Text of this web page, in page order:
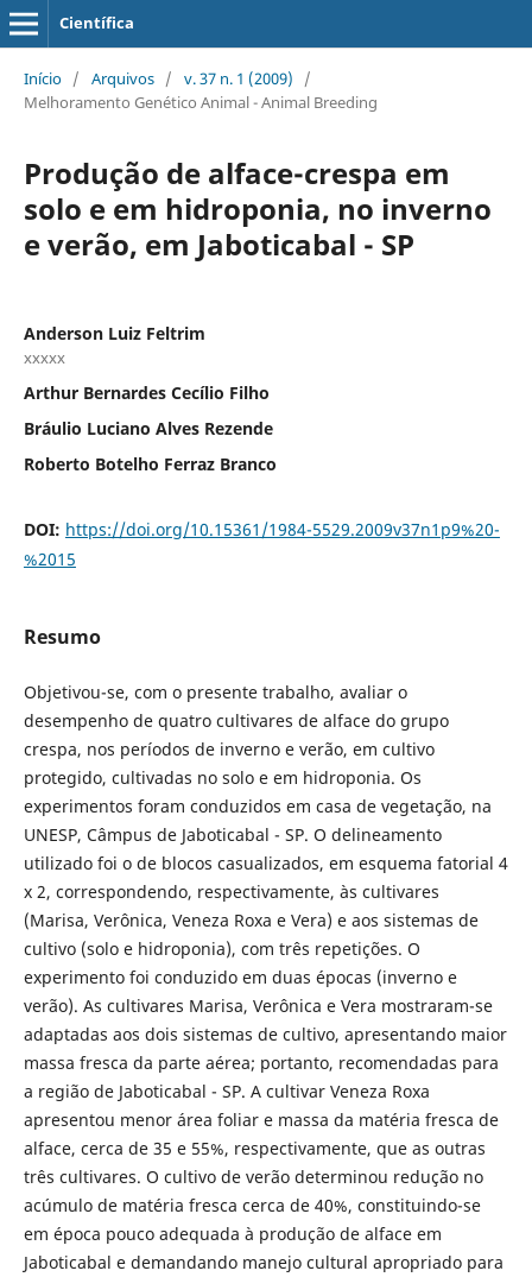
Científica
Início / Arquivos / v. 37 n. 1 (2009)
/
Melhoramento Genético Animal - Animal Breeding
Produção de alface-crespa em
solo e em hidroponia, no inverno
e verão, em Jaboticabal - SP
Anderson Luiz Feltrim
xxxxx
Arthur Bernardes Cecílio Filho
Bráulio Luciano Alves Rezende
Roberto Botelho Ferraz Branco
DOI: https://doi.org/10.15361/1984-5529.2009v37n1p9%20-
%2015
Resumo
Objetivou-se, com o presente trabalho, avaliar o
desempenho de quatro cultivares de alface do grupo
crespa, nos períodos de inverno e verão, em cultivo
protegido, cultivadas no solo e em hidroponia. Os
experimentos foram conduzidos em casa de vegetação, na
UNESP, Câmpus de Jaboticabal - SP. O delineamento
utilizado foi o de blocos casualizados, em esquema fatorial 4
x 2, correspondendo, res­pectivamente, às cultivares
(Marisa, Verônica, Veneza Roxa e Vera) e aos sistemas de
cultivo (solo e hidroponia), com três repetições. O
experimento foi conduzido em duas épocas (inverno e
verão). As cultivares Marisa, Verônica e Vera mostraram-se
adaptadas aos dois sistemas de cultivo, apresen­tando maior
massa fresca da parte aérea; portanto, recomendadas para
a região de Jaboticabal - SP. A cultivar Veneza Roxa
apresentou menor área foliar e massa da matéria fresca de
alface, cerca de 35 e 55%, respectivamente, que as outras
três cultivares. O cultivo de verão determinou redução no
acúmulo de matéria fresca cerca de 40%, constituindo-se
em época pouco adequada à produção de alface em
Jaboticabal e demandando manejo cultural apropriado para